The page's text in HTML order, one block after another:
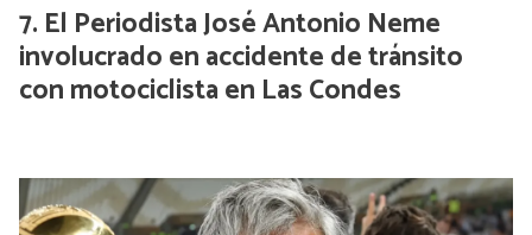
El Periodista José Antonio Neme
involucrado en accidente de tránsito
con motociclista en Las Condes